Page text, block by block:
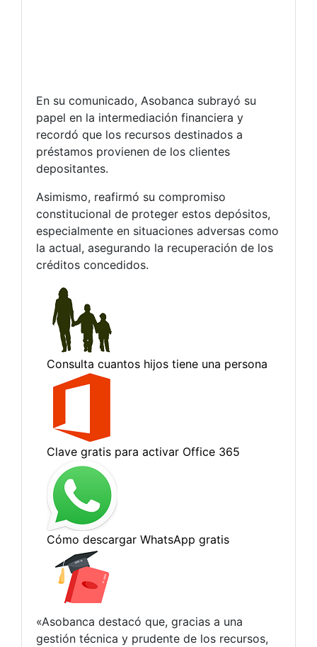
En su comunicado, Asobanca subrayó su
papel en la intermediación financiera y
recordó que los recursos destinados a
préstamos provienen de los clientes
depositantes.
Asimismo, reafirmó su compromiso
constitucional de proteger estos depósitos,
especialmente en situaciones adversas como
la actual, asegurando la recuperación de los
créditos concedidos.
«Asobanca destacó que, gracias a una
gestión técnica y prudente de los recursos,